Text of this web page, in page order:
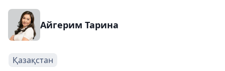
Айгерим Тарина
Қазақстан